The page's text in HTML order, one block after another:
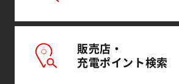
販売店・
充電ポイント検索